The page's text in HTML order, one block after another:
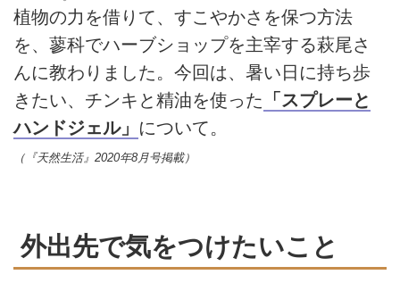
植物の力を借りて、すこやかさを保つ方法
を、蓼科でハーブショップを主宰する萩尾さ
んに教わりました。今回は、暑い日に持ち歩
きたい、チンキと精油を使った 「スプレーと
ハンドジェル」 について。
（『天然生活』2020年8月号掲載）
外出先で気をつけたいこと